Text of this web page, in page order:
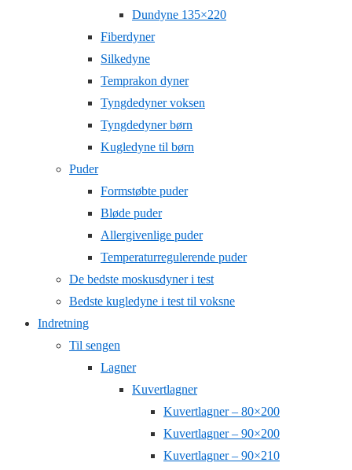
Dundyne 135×220
Fiberdyner
Silkedyne
Temprakon dyner
Tyngdedyner voksen
Tyngdedyner børn
Kugledyne til børn
Puder
Formstøbte puder
Bløde puder
Allergivenlige puder
Temperaturregulerende puder
De bedste moskusdyner i test
Bedste kugledyne i test til voksne
Indretning
Til sengen
Lagner
Kuvertlagner
Kuvertlagner – 80×200
Kuvertlagner – 90×200
Kuvertlagner – 90×210